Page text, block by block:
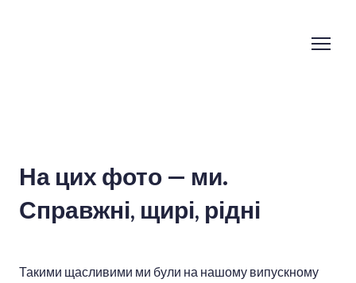
На цих фото — ми.
Справжні, щирі, рідні
Такими щасливими ми були на нашому випускному